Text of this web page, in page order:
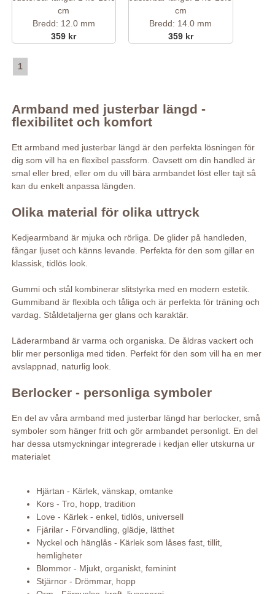
cm
Bredd: 12.0 mm
359 kr
cm
Bredd: 14.0 mm
359 kr
1
Armband med justerbar längd -
flexibilitet och komfort
Ett armband med justerbar längd är den perfekta lösningen för
dig som vill ha en flexibel passform. Oavsett om din handled är
smal eller bred, eller om du vill bära armbandet löst eller tajt så
kan du enkelt anpassa längden.
Olika material för olika uttryck
Kedjearmband är mjuka och rörliga. De glider på handleden,
fångar ljuset och känns levande. Perfekta för den som gillar en
klassisk, tidlös look.
Gummi och stål kombinerar slitstyrka med en modern estetik.
Gummiband är flexibla och tåliga och är perfekta för träning och
vardag. Ståldetaljerna ger glans och karaktär.
Läderarmband är varma och organiska. De åldras vackert och
blir mer personliga med tiden. Perfekt för den som vill ha en mer
avslappnad, naturlig look.
Berlocker - personliga symboler
En del av våra armband med justerbar längd har berlocker, små
symboler som hänger fritt och gör armbandet personligt. En del
har dessa utsmyckningar integrerade i kedjan eller utskurna ur
materialet
Hjärtan - Kärlek, vänskap, omtanke
Kors - Tro, hopp, tradition
Love - Kärlek - enkel, tidlös, universell
Fjärilar - Förvandling, glädje, lätthet
Nyckel och hänglås - Kärlek som låses fast, tillit,
hemligheter
Blommor - Mjukt, organiskt, feminint
Stjärnor - Drömmar, hopp